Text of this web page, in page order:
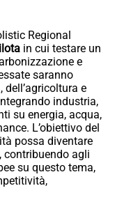
Regional
in cui testare un
e
saranno
e
industria,
su energia, acqua,
L’obiettivo del
possa diventare
contribuendo agli
su questo tema,